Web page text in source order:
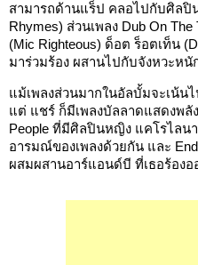
สามารถด้านแร็ป คลอไปกับศิลปิ
Rhymes) ส่วนเพลง Dub On
(Mic Righteous) ด็อต ร็อตเท็น
มาร่วมร้อง ผสานไปกับจังหวะห
แม้เพลงส่วนมากในอัลบั้มจะเน้น
แต่ แชร์ ก็มีเพลงบัลลาดแสดงพลั
People ที่มีศิลปินหญิง แคโรไลน
อารมณ์ของเพลงด้วยกัน และ
ผสมผสานอาร์แอนด์บี ที่เธอร้อง